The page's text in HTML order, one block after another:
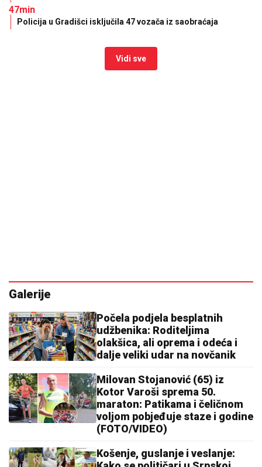
47min
Policija u Gradišci isključila 47 vozača iz saobraćaja
Vidi sve
Galerije
Počela podjela besplatnih
udžbenika: Roditeljima
olakšica, ali oprema i odeća i
dalje veliki udar na novčanik
Milovan Stojanović (65) iz
Kotor Varoši sprema 50.
maraton: Patikama i čeličnom
voljom pobjeđuje staze i godine
(FOTO/VIDEO)
Košenje, guslanje i veslanje: